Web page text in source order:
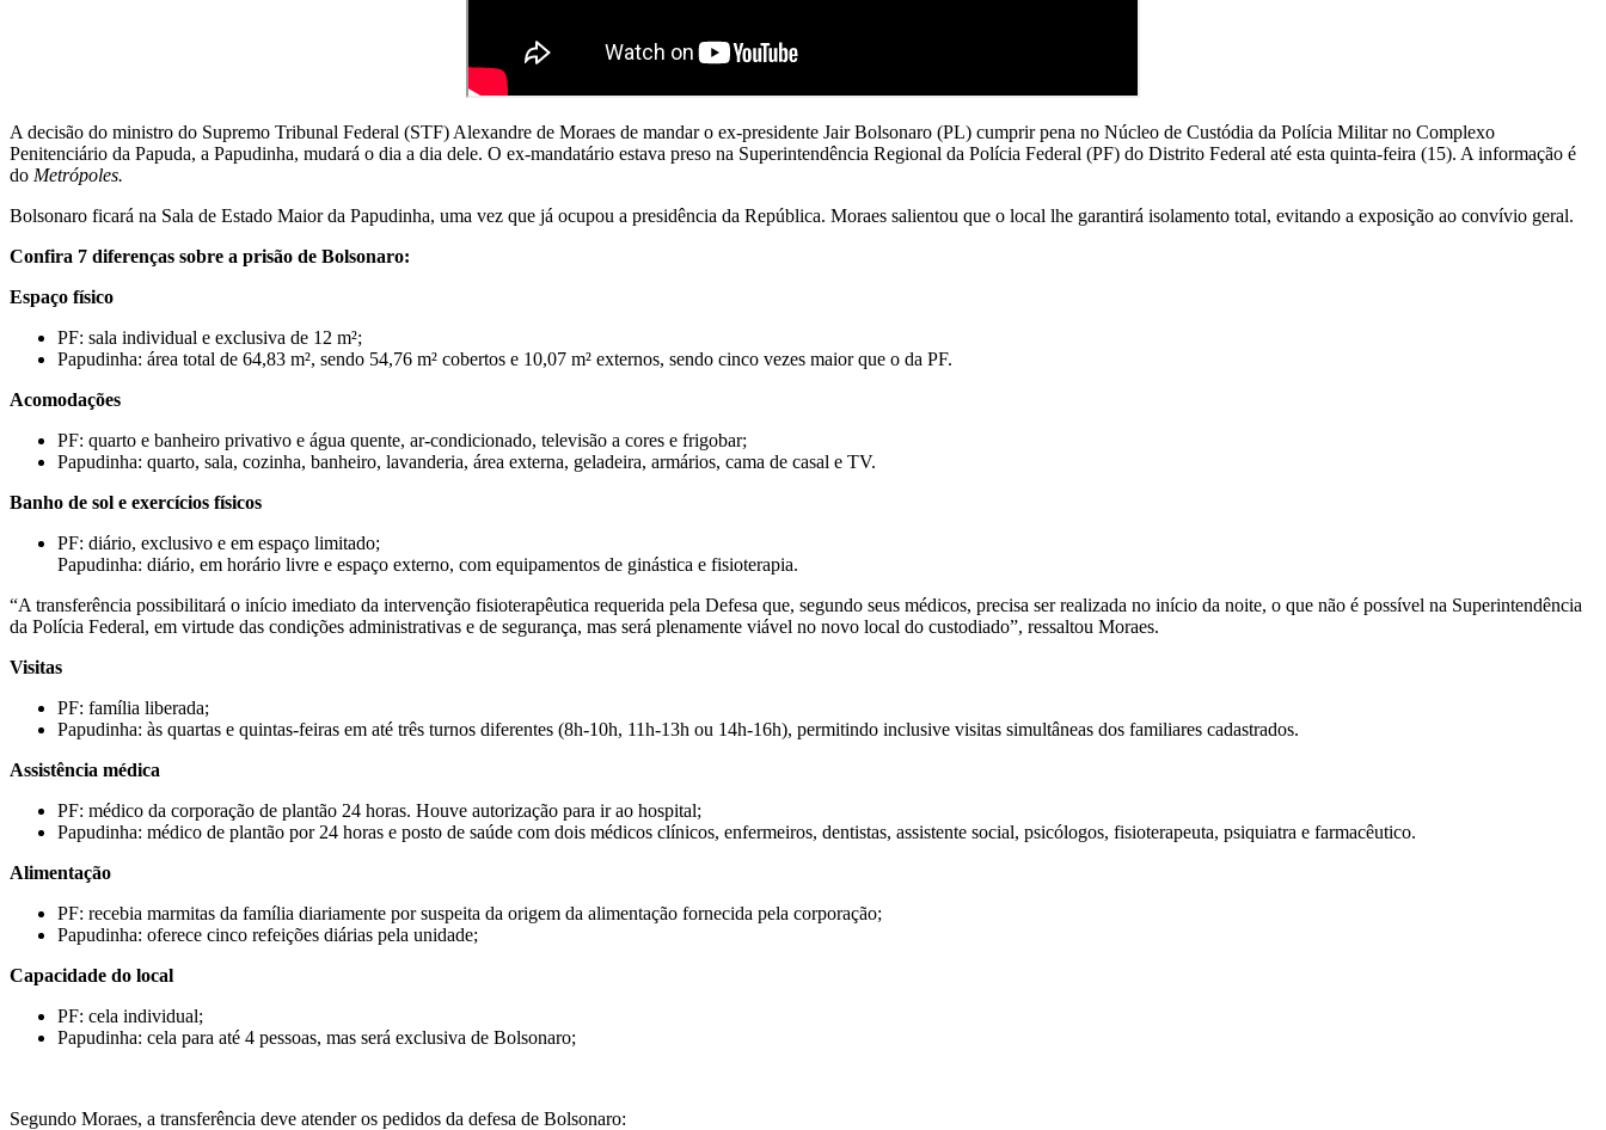
A decisão do ministro do Supremo Tribunal Federal (STF) Alexandre de Moraes de mandar o ex-presidente Jair Bolsonaro (PL) cumprir pena no Núcleo de Custódia da Polícia Militar no Complexo
Penitenciário da Papuda, a Papudinha, mudará o dia a dia dele. O ex-mandatário estava preso na Superintendência Regional da Polícia Federal (PF) do Distrito Federal até esta quinta-feira (15). A informação é
do Metrópoles.
Bolsonaro ficará na Sala de Estado Maior da Papudinha, uma vez que já ocupou a presidência da República. Moraes salientou que o local lhe garantirá isolamento total, evitando a exposição ao convívio geral.
Confira 7 diferenças sobre a prisão de Bolsonaro:
Espaço físico
PF: sala individual e exclusiva de 12 m²;
Papudinha: área total de 64,83 m², sendo 54,76 m² cobertos e 10,07 m² externos, sendo cinco vezes maior que o da PF.
Acomodações
PF: quarto e banheiro privativo e água quente, ar-condicionado, televisão a cores e frigobar;
Papudinha: quarto, sala, cozinha, banheiro, lavanderia, área externa, geladeira, armários, cama de casal e TV.
Banho de sol e exercícios físicos
PF: diário, exclusivo e em espaço limitado;
Papudinha: diário, em horário livre e espaço externo, com equipamentos de ginástica e fisioterapia.
“A transferência possibilitará o início imediato da intervenção fisioterapêutica requerida pela Defesa que, segundo seus médicos, precisa ser realizada no início da noite, o que não é possível na Superintendência
da Polícia Federal, em virtude das condições administrativas e de segurança, mas será plenamente viável no novo local do custodiado”, ressaltou Moraes.
Visitas
PF: família liberada;
Papudinha: às quartas e quintas-feiras em até três turnos diferentes (8h-10h, 11h-13h ou 14h-16h), permitindo inclusive visitas simultâneas dos familiares cadastrados.
Assistência médica
PF: médico da corporação de plantão 24 horas. Houve autorização para ir ao hospital;
Papudinha: médico de plantão por 24 horas e posto de saúde com dois médicos clínicos, enfermeiros, dentistas, assistente social, psicólogos, fisioterapeuta, psiquiatra e farmacêutico.
Alimentação
PF: recebia marmitas da família diariamente por suspeita da origem da alimentação fornecida pela corporação;
Papudinha: oferece cinco refeições diárias pela unidade;
Capacidade do local
PF: cela individual;
Papudinha: cela para até 4 pessoas, mas será exclusiva de Bolsonaro;
Segundo Moraes, a transferência deve atender os pedidos da defesa de Bolsonaro: